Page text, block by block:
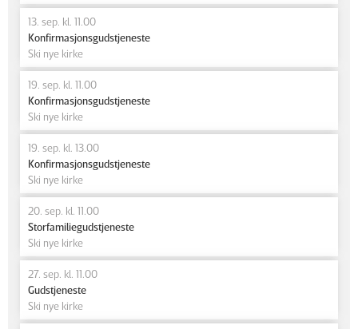
13. sep. kl. 11.00
Konfirmasjonsgudstjeneste
Ski nye kirke
19. sep. kl. 11.00
Konfirmasjonsgudstjeneste
Ski nye kirke
19. sep. kl. 13.00
Konfirmasjonsgudstjeneste
Ski nye kirke
20. sep. kl. 11.00
Storfamiliegudstjeneste
Ski nye kirke
27. sep. kl. 11.00
Gudstjeneste
Ski nye kirke